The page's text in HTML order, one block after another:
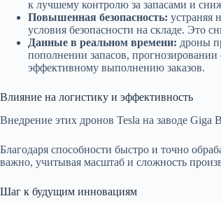
к лучшему контролю за запасами и
Повышенная безопасность: устраняя
условия безопасности на складе. Это
Данные в реальном времени: дроны
пополнении запасов,
эффективному выполнению заказов.
Влияние на логистику и эффективность
Внедрение этих дронов Tesla на заводе Giga
Благодаря способности быстро и точно
важно, учитывая масштаб и сложность
Шаг к будущим инновациям